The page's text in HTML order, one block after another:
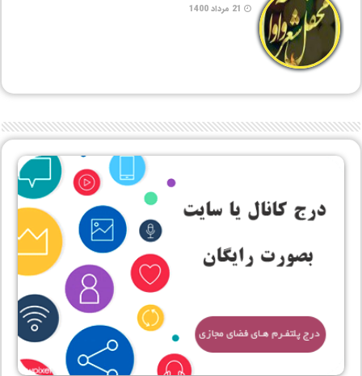
21 مرداد 1400